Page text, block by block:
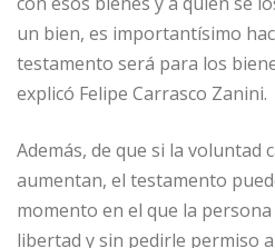
un bien, es importantísimo
testamento será para los
explicó Felipe Carrasco Zanini.
Además, de que si la voluntad
aumentan, el testamento
momento en el que la
libertad y sin pedirle permiso a